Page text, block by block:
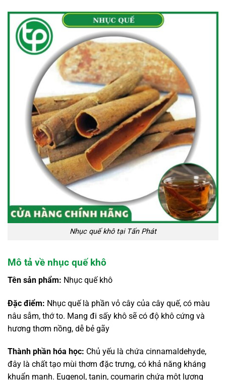
Nhục quế khô tại Tấn Phát
Mô tả về nhục quế khô
Tên sản phẩm: Nhục quế khô
Đặc điểm: Nhục quế là phần vỏ cây của cây quế, có màu
nâu sẫm, thớ to. Mang đi sấy khô sẽ có độ khô cứng và
hương thơm nồng, dễ bẻ gãy
Thành phần hóa học: Chủ yếu là chứa cinnamaldehyde,
đây là chất tạo mùi thơm đặc trưng, có khả năng kháng
khuẩn mạnh. Eugenol, tanin, coumarin chứa một lượng